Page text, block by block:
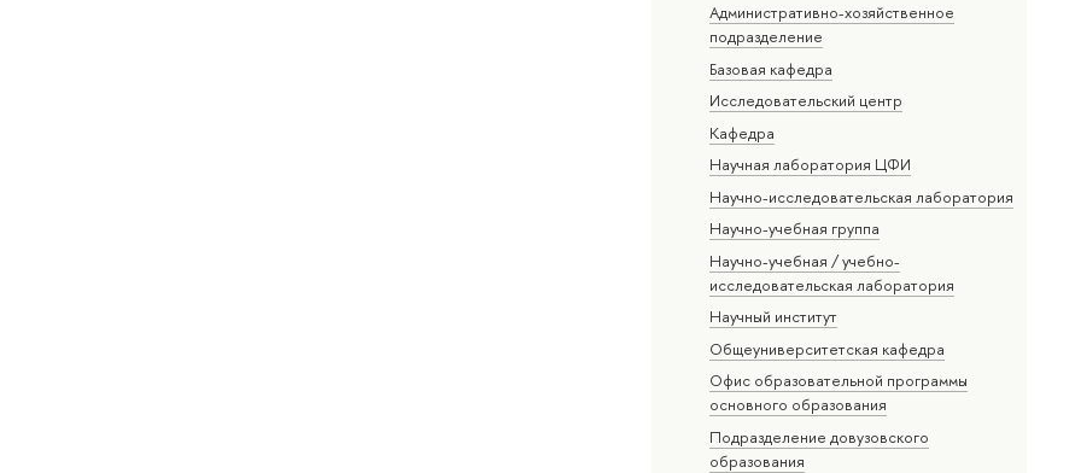
Административно-хозяйственное
подразделение
Базовая кафедра
Исследовательский центр
Кафедра
Научная лаборатория ЦФИ
Научно-исследовательская лаборатория
Научно-учебная группа
Научно-учебная / учебно-
исследовательская лаборатория
Научный институт
Общеуниверситетская кафедра
Офис образовательной программы
основного образования
Подразделение довузовского
образования